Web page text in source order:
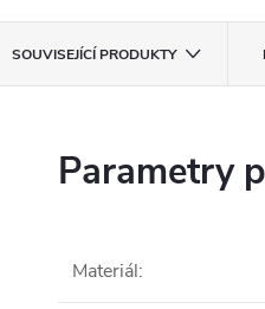
SOUVISEJÍCÍ PRODUKTY
Parametry
Materiál: